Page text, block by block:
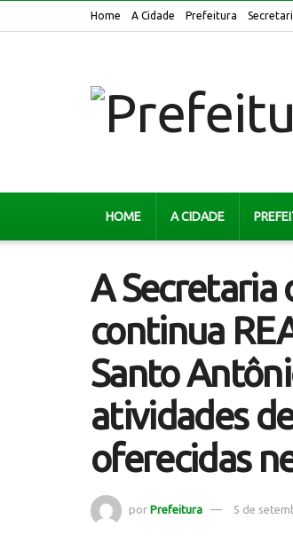
Home A Cidade Prefeitura
HOME A CIDADE
A Secretaria
continua
Santo
atividades
oferecidas
por Prefeitura 5 de